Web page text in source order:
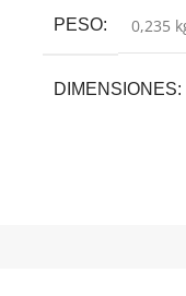
PESO 0,235
DIMENSIONES